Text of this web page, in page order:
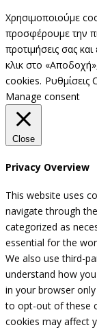
Χρησιμοποιούμε
προσφέρουμε την
προτιμήσεις σας
κλικ στο
cookies. Ρυθμίσεις
Manage consent
Close
Privacy Overview
This website uses
navigate through
categorized as
essential for the
We also use third-
understand how
in your browser
to opt-out of these
cookies may affect